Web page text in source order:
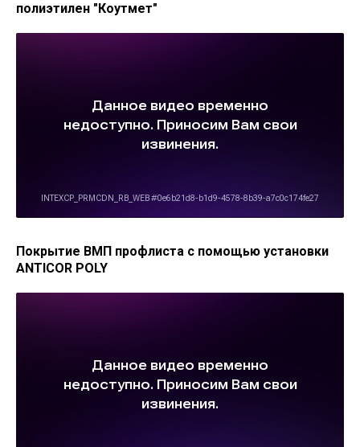
полиэтилен "Коутмет"
Покрытие ВМП профлиста с помощью установки
ANTICOR POLY